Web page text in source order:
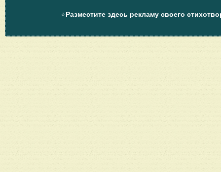
⭐Разместите здесь рекламу своего